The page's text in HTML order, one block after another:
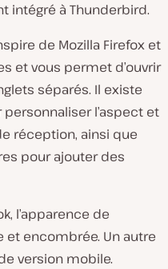
intégré à Thunderbird.
de Mozilla Firefox et
et vous permet d’ouvrir
séparés. Il existe
l’aspect et
réception, ainsi que
pour ajouter des
l’apparence de
encombrée. Un autre
version mobile.